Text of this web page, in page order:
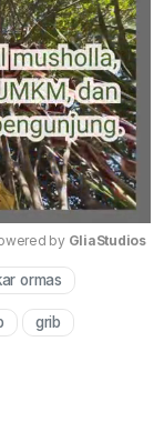
Mute
by GliaStudios
ormas
grib